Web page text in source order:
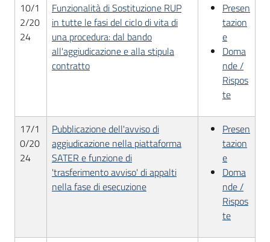
Seguici
10/1
2/20
24
Funzionalità di Sostituzione RUP
in tutte le fasi del ciclo di vita di
una procedura: dal bando
all'aggiudicazione e alla stipula
contratto
Presen
tazion
e
Doma
nde /
Rispos
te
17/1
0/20
24
Pubblicazione dell'avviso di
aggiudicazione nella piattaforma
SATER e funzione di
'trasferimento avviso' di appalti
nella fase di esecuzione
Presen
tazion
e
Doma
nde /
Rispos
te